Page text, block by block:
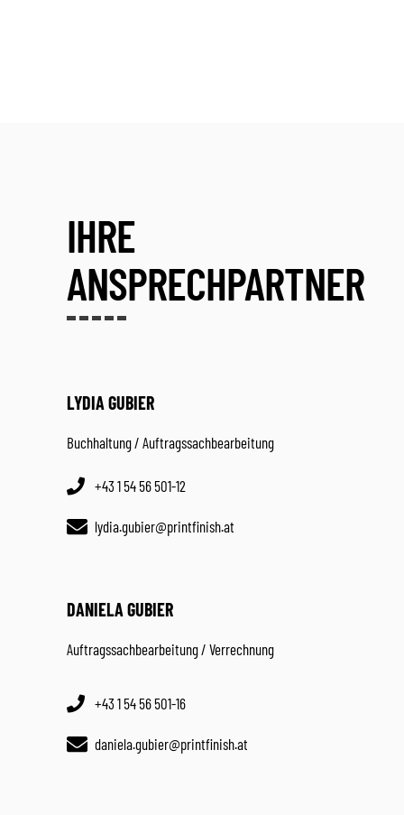
IHRE
ANSPRECHPARTNER
LYDIA GUBIER
Buchhaltung / Auftragssachbearbeitung
+43 1 54 56 501-12
lydia.gubier@printfinish.at
DANIELA GUBIER
Auftragssachbearbeitung / Verrechnung
+43 1 54 56 501-16
daniela.gubier@printfinish.at